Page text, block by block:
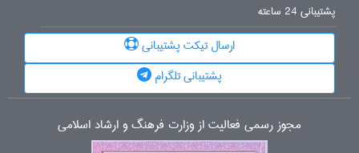
پشتیبانی 24 ساعته
ارسال تیکت پشتیبانی
پشتیبانی تلگرام
مجوز رسمی فعالیت از وزارت فرهنگ و ارشاد اسلامی